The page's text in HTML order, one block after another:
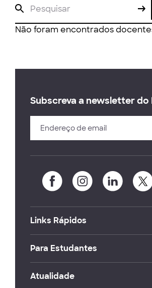
Não foram encontrados
Subscreva a newsletter do
Links Rápidos
Para Estudantes
Atualidade